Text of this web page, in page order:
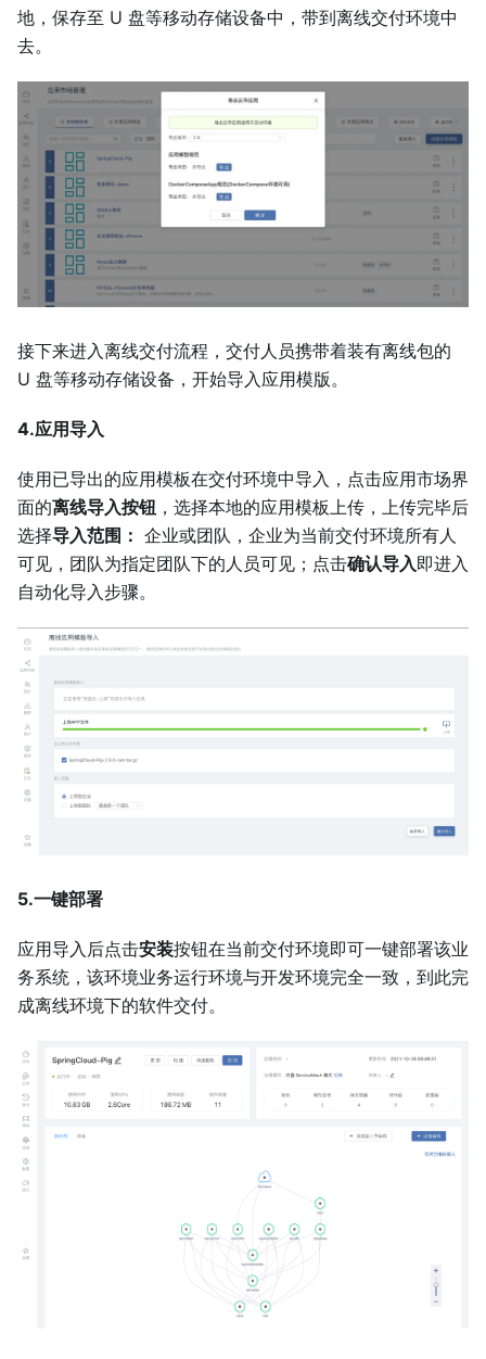
地，保存至 U 盘等移动存储设备中，带到离线交付环境中
去。
接下来进入离线交付流程，交付人员携带着装有离线包的
U 盘等移动存储设备，开始导入应用模版。
4.应用导入
使用已导出的应用模板在交付环境中导入，点击应用市场界
面的离线导入按钮 ，选择本地的应用模板上传，上传完毕后
选择导入范围： 企业或团队，企业为当前交付环境所有人
可见，团队为指定团队下的人员可见；点击确认导入即进入
自动化导入步骤。
5.一键部署
应用导入后点击安装按钮在当前交付环境即可一键部署该业
务系统，该环境业务运行环境与开发环境完全一致，到此完
成离线环境下的软件交付。